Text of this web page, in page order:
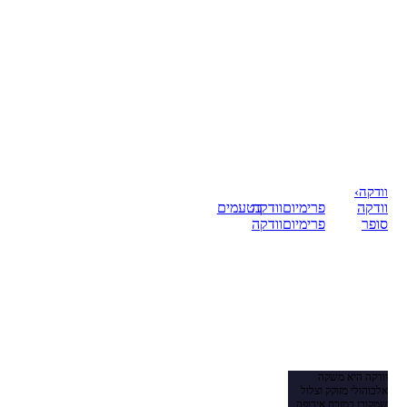
וודקה›
וודקה
סופר
פרימיוםוודקה
פרימיוםוודקה
בטעמים
וודקה היא משקה
אלכוהולי מזוקק וצלול
שמקורו במזרח אירופה,